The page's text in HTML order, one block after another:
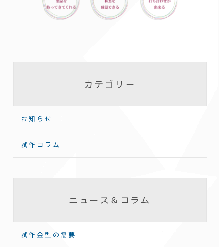
カテゴリー
お知らせ
試作コラム
ニュース＆コラム
試作金型の需要